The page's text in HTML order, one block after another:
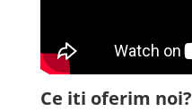
Ce iti oferim noi?